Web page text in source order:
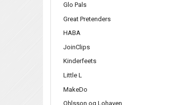
Glo Pals
Great Pretenders
HABA
JoinClips
Kinderfeets
Little L
MakeDo
Ohlsson og Lohaven